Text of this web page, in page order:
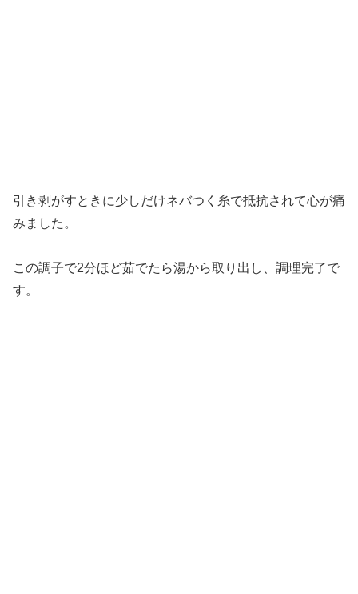
引き剥がすときに少しだけネバつく糸で抵抗されて心が痛
みました。
この調子で2分ほど茹でたら湯から取り出し、調理完了で
す。